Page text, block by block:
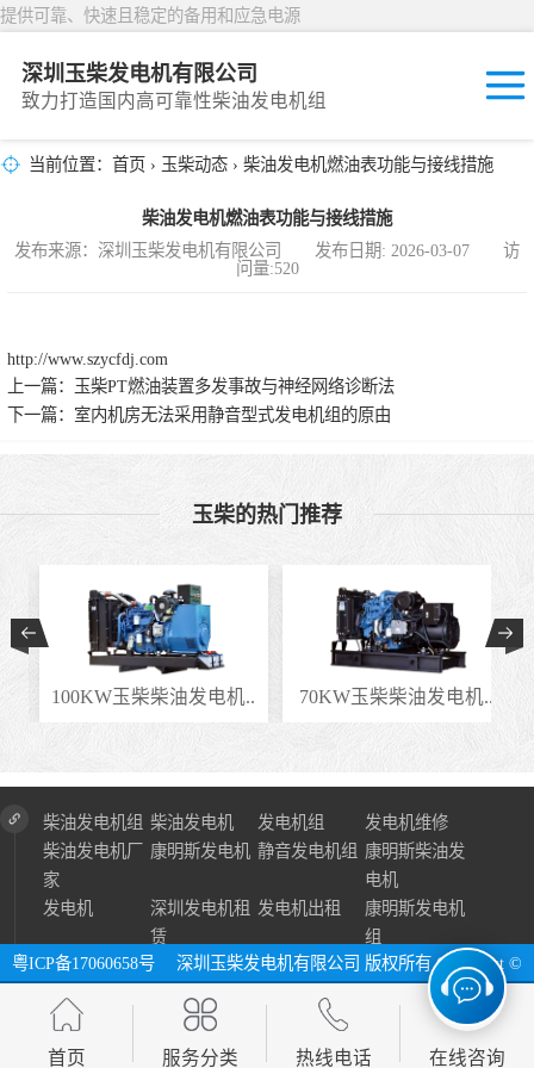
提供可靠、快速且稳定的备用和应急电源
深圳玉柴发电机有限公司
致力打造国内高可靠性柴油发电机组
当前位置： 首页 › 玉柴动态 › 柴油发电机燃油表功能与接线措施
柴油发电机燃油表功能与接线措施
发布来源：深圳玉柴发电机有限公司 发布日期: 2026-03-07 访
问量:520
http://www.szycfdj.com
上一篇：
玉柴PT燃油装置多发事故与神经网络诊断法
下一篇： 室内机房无法采用静音型式发电机组的原由
玉柴的热门推荐
100KW玉柴柴油发电机.. 70KW玉柴柴油发电机..
柴油发电机组 柴油发电机 发电机组
发电机维修
柴油发电机厂
家
康明斯发电机 静音发电机组 康明斯柴油发
电机
发电机
深圳发电机租
赁
发电机出租
康明斯发电机
组
粤ICP备17060658号
深圳玉柴发电机有限公司 版权所有 Copyright ©
2024 All Right Reserve ⓔ 网址：http://www.szycfdj.com网站地图
首页 服务分类 热线电话 在线咨询
固定开放式